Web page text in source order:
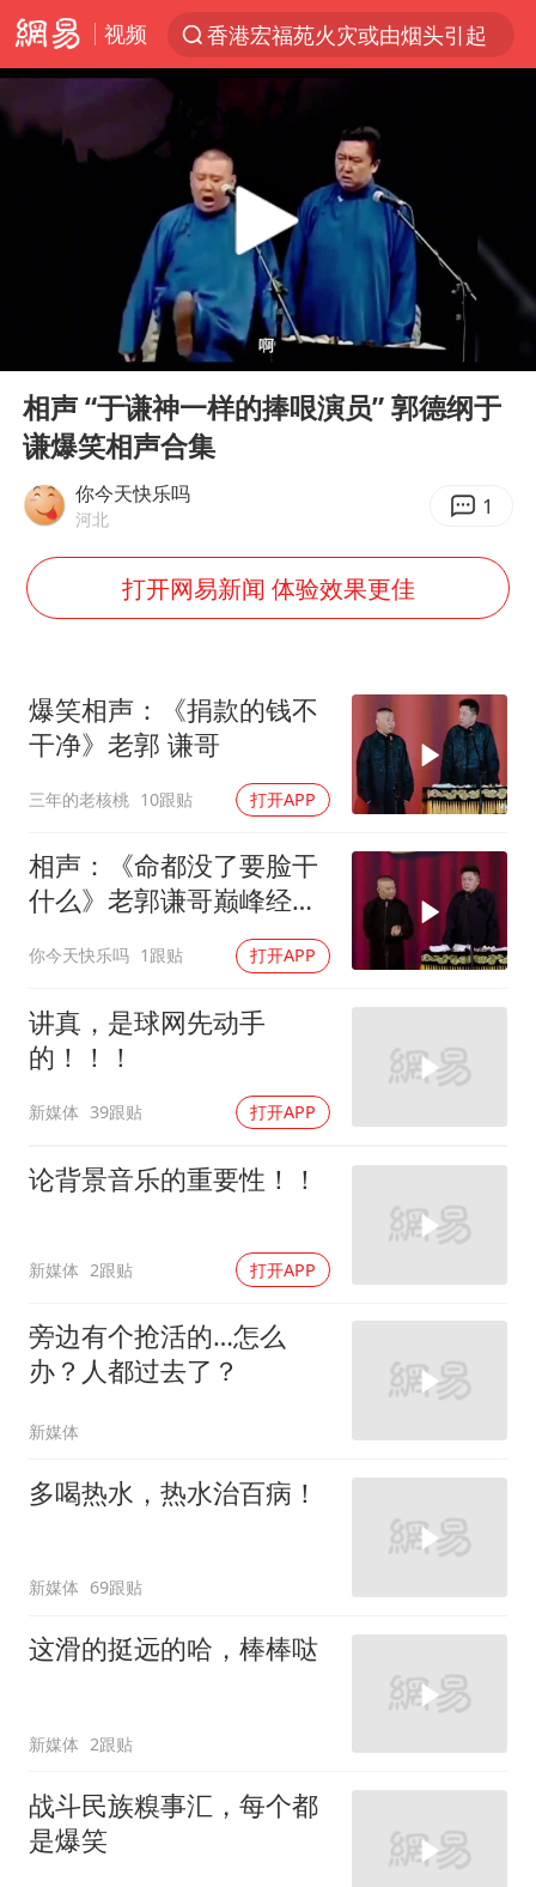
视频
香港宏福苑火灾或由烟头引起
台风白海豚闭眼了
云南一地村民过火把节意外灼伤16人
用AI造出新病毒意味着什么
美股创4月份以来最大单周涨幅
胡彦斌获《歌手2026》歌王
79岁老人被城管撞倒后离世案一审开庭
2名小孩玩手机低头幅度近乎折叠
四川宜宾地震网友称睡觉被摇醒
夯实基础开新局
Play
16:53
相声 “于谦神一样的捧哏演员” 郭德纲于
谦爆笑相声合集
你今天快乐吗
河北 1
打开网易新闻 体验效果更佳
爆笑相声：《捐款的钱不
干净》老郭 谦哥
三年的老核桃 10跟贴 打开APP
相声：《命都没了要脸干
什么》老郭谦哥巅峰经典
你今天快乐吗 1跟贴 打开APP
讲真，是球网先动手
的！！！
新媒体 39跟贴 打开APP
论背景音乐的重要性！！
新媒体 2跟贴 打开APP
旁边有个抢活的…怎么
办？人都过去了？
新媒体
多喝热水，热水治百病！
新媒体 69跟贴
这滑的挺远的哈，棒棒哒
新媒体 2跟贴
战斗民族糗事汇，每个都
是爆笑